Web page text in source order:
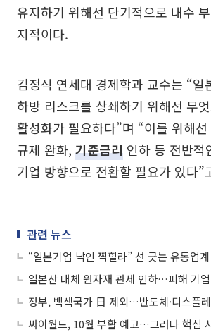
유지하기 위해선 단기적으로 내수
지적이다.
김정식 연세대 경제학과 교수는 “일
하방 리스크를 상쇄하기 위해선 무
활성화가 필요하다”며 “이를 위해
규제 완화, 기준금리 인하 등 전반적
기업 방향으로 전환할 필요가 있다”
관련 뉴스
“일본기업 낙인 찍힐라” 선 긋는 유통업계
정부, 백색국가 日 제외…반도체·디스플